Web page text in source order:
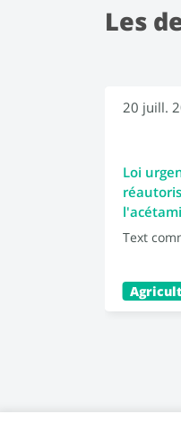
Les
20 juill.
Loi
Text